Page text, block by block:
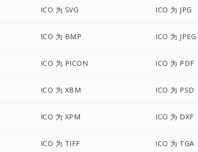
ICO 为 SVG ICO 为 JPG
ICO 为 BMP ICO 为 JPEG
ICO 为 PICON ICO 为 PDF
ICO 为 XBM ICO 为 PSD
ICO 为 XPM ICO 为 DXF
ICO 为 TIFF ICO 为 TGA